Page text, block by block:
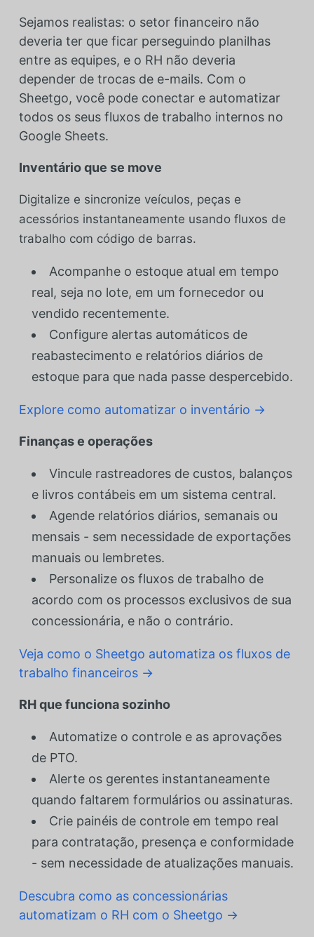
Sejamos realistas: o setor financeiro não
deveria ter que ficar perseguindo planilhas
entre as equipes, e o RH não deveria
depender de trocas de e-mails. Com o
Sheetgo, você pode conectar e automatizar
todos os seus fluxos de trabalho internos no
Google Sheets.
Inventário que se move
Digitalize e sincronize veículos, peças e
acessórios instantaneamente usando fluxos de
trabalho com código de barras.
Acompanhe o estoque atual em tempo
real, seja no lote, em um fornecedor ou
vendido recentemente.
Configure alertas automáticos de
reabastecimento e relatórios diários de
estoque para que nada passe despercebido.
Explore como automatizar o inventário →
Finanças e operações
Vincule rastreadores de custos, balanços
e livros contábeis em um sistema central.
Agende relatórios diários, semanais ou
mensais - sem necessidade de exportações
manuais ou lembretes.
Personalize os fluxos de trabalho de
acordo com os processos exclusivos de sua
concessionária, e não o contrário.
Veja como o Sheetgo automatiza os fluxos de
trabalho financeiros →
RH que funciona sozinho
Automatize o controle e as aprovações
de PTO.
Alerte os gerentes instantaneamente
quando faltarem formulários ou assinaturas.
Crie painéis de controle em tempo real
para contratação, presença e conformidade
- sem necessidade de atualizações manuais.
Descubra como as concessionárias
automatizam o RH com o Sheetgo →